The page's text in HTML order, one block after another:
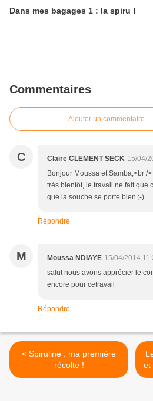
Dans mes bagages 1 : la spiru !
Commentaires
Ajouter un commentaire
C Claire CLEMENT SECK 15/04/
Bonjour Moussa et Samba,<br /
très bientôt, le travail ne fait que
que la souche se porte bien ;-)
Répondre
M Moussa NDIAYE 15/04/2014
salut nous avons apprécier le
encore pour cetravail
Répondre
< Spiruline : ma première
récolte !